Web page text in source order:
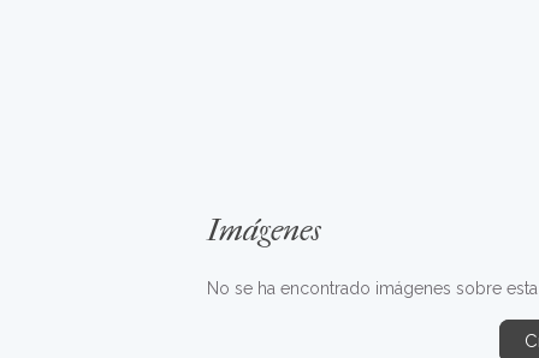
Imágenes
No se ha encontrado imágenes sobre esta